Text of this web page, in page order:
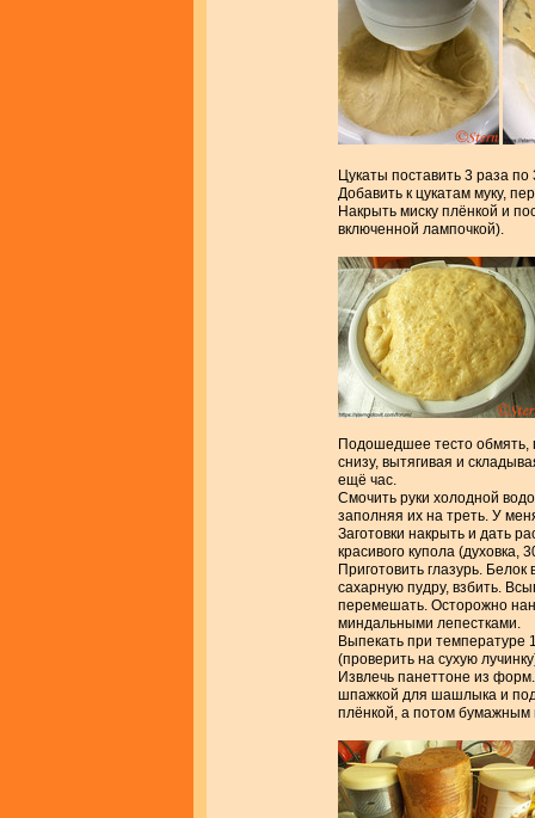
Цукаты поставить 3 раза по
Добавить к цукатам муку,
Накрыть миску плёнкой и
включенной лампочкой).
Подошедшее тесто обмять,
снизу, вытягивая и
ещё час.
Смочить руки холодной
заполняя их на треть. У
Заготовки накрыть и дать
красивого купола (духовка,
Приготовить глазурь.
сахарную пудру, взбить.
перемешать. Осторожно
миндальными лепестками.
Выпекать при температуре
(проверить на сухую
Извлечь панеттоне из
шпажкой для шашлыка и
плёнкой, а потом бумажным